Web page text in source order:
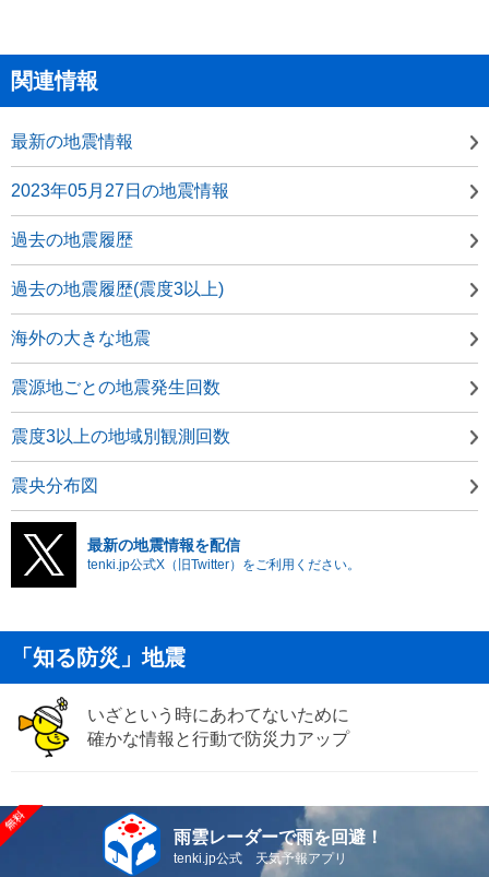
関連情報
最新の地震情報
2023年05月27日の地震情報
過去の地震履歴
過去の地震履歴(震度3以上)
海外の大きな地震
震源地ごとの地震発生回数
震度3以上の地域別観測回数
震央分布図
最新の地震情報を配信
tenki.jp公式X（旧Twitter）をご利用ください。
「知る防災」地震
いざという時にあわてないために
確かな情報と行動で防災力アップ
雨雲レーダーで雨を回避！
tenki.jp公式 天気予報アプリ